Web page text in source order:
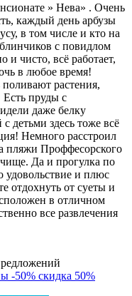
» Нева» . Очень
каждый день арбузы
в том числе и кто на
с повидлом
и чисто, всё работает,
в любое время!
растения,
Есть пруды с
даже белку
детьми здесь тоже всё
Немного расстроил
Проффесорского
Да и прогулка по
удовольствие и плюс
отдохнуть от суеты и
в отличном
все развлечения
-50% скидка 50%